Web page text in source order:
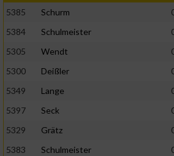
5385 Schurm
5384
Schulmeister
5305
Wendt
5300
Deißler
5349
Lange
5397
Seck
5329
Grätz
5383
Schulmeister